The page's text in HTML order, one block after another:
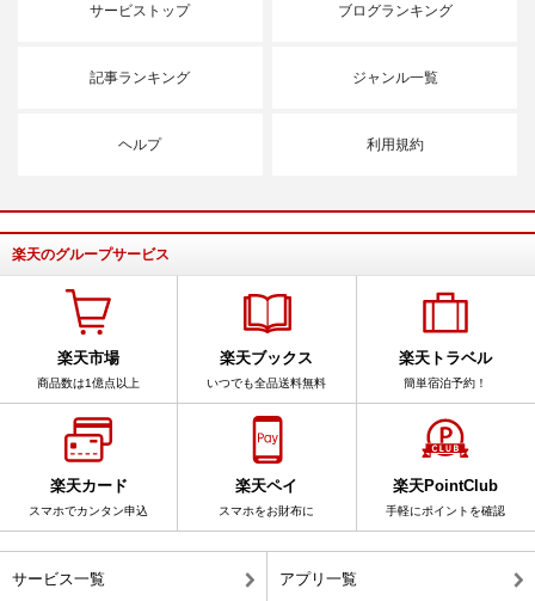
サービストップ ブログランキング
記事ランキング ジャンル一覧
ヘルプ 利用規約
楽天のグループサービス
楽天市場
商品数は1億点以上
楽天ブックス
いつでも全品送料無料
楽天トラベル
簡単宿泊予約！
楽天カード
スマホでカンタン申込
楽天ペイ
スマホをお財布に
楽天PointClub
手軽にポイントを確認
サービス一覧 アプリ一覧